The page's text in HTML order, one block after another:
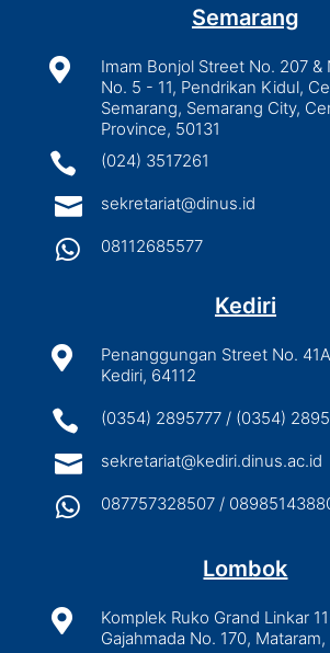
Semarang

Imam Bonjol Street No. 207 &
No. 5 - 11, Pendrikan Kidul,
Semarang, Semarang City,
Province, 50131
 (024) 3517261
 sekretariat@dinus.id
 08112685577
Kediri

Penanggungan Street No.
Kediri, 64112
 (0354) 2895777 / (0354)
 sekretariat@kediri.dinus.ac.id
 087757328507 /
Lombok

Komplek Ruko Grand Linkar
Gajahmada No. 170, Mataram,